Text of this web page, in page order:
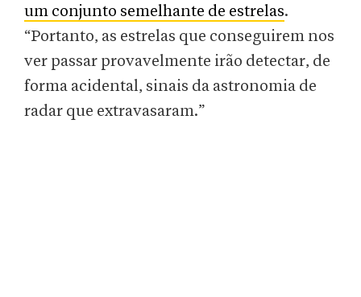
um conjunto semelhante de estrelas.
“Portanto, as estrelas que conseguirem nos
ver passar provavelmente irão detectar, de
forma acidental, sinais da astronomia de
radar que extravasaram.”